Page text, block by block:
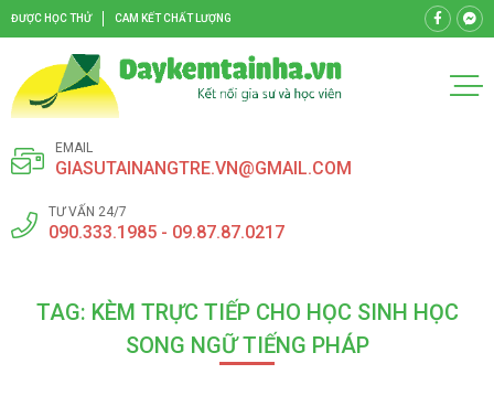
ĐƯỢC HỌC THỬ CAM KẾT CHẤT LƯỢNG
EMAIL
GIASUTAINANGTRE.VN@GMAIL.COM
TƯ VẤN 24/7
090.333.1985 - 09.87.87.0217
TAG: KÈM TRỰC TIẾP CHO HỌC SINH HỌC
SONG NGỮ TIẾNG PHÁP